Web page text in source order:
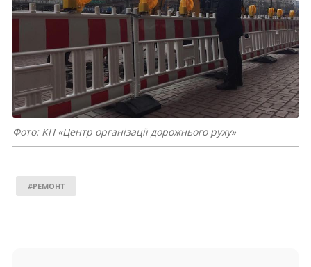
Фото: КП «Центр організації дорожнього руху»
#РЕМОНТ